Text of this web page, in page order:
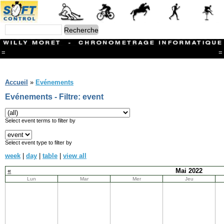
= =
Branches
CONTACT
Ski ALPIN
Triathlon
Ski Nordique
Courses à pieds
Athlétisme
Slalom In-Line
Caisse à savon
Coupe "Journal La Gruyère"
Accueil » Evénements
Evénements - Filtre: event
Select event terms to filter by
Select event type to filter by
week | day | table | view all
«
Mai 2022
Lun Mar Mer Jeu